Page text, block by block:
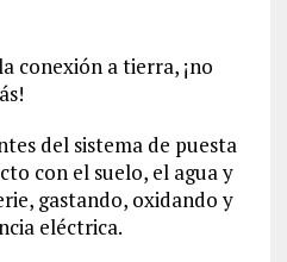
conexión a tierra, ¡no
del sistema de puesta
con el suelo, el agua y
gastando, oxidando y
eléctrica.